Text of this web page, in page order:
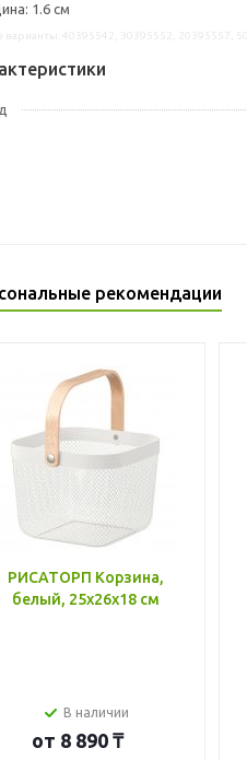
1.6 см
рекомендации
РИСАТОРП Корзина,
белый, 25x26x18 см
В наличии
от 8 890 ₸